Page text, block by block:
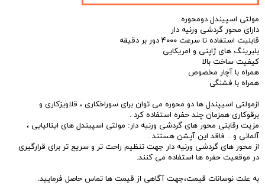
مولتی اسپیندل دومحوره
دارای محور گردشی ورنیه دار
قابلیت استفاده تا سرعت ۴۰۰۰ دور بر دقیقه
بلبرینگ های ژاپنی و امریکایی
کیفیت ساخت بالا
همراه با آچار مخصوص
همراه با فشنگی
ازمولتی اسیپندل ها دو محوره می توان برای سوراخکاری ، قلاویزکاری و
برقوکاری همزمان چند حفره استفاده کرد .
مزیت رقابتی محور های گردشی ورنیه دار: مولتی اسپیندل های ایتالیایی ،
آلمانی و .. فاقد این آپشن هستند .
از محور های گردشی ورنیه دار جهت تنظیم راحت تر و سریع تر برای قرارگیری
در موقعیت حفره ها استفاده می‌ کنند.
به علت نوسانات قیمت،جهت آگاهی از قیمت ها تماس حاصل فرمایید.